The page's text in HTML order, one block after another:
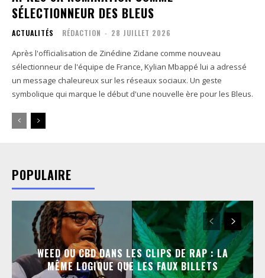
SÉLECTIONNEUR DES BLEUS
ACTUALITÉS RÉDACTION - 28 JUILLET 2026
Après l'officialisation de Zinédine Zidane comme nouveau
sélectionneur de l'équipe de France, Kylian Mbappé lui a adressé
un message chaleureux sur les réseaux sociaux. Un geste
symbolique qui marque le début d'une nouvelle ère pour les Bleus.
POPULAIRE
WEED OU CBD DANS LES CLIPS DE RAP : LA
MÊME LOGIQUE QUE LES FAUX BILLETS